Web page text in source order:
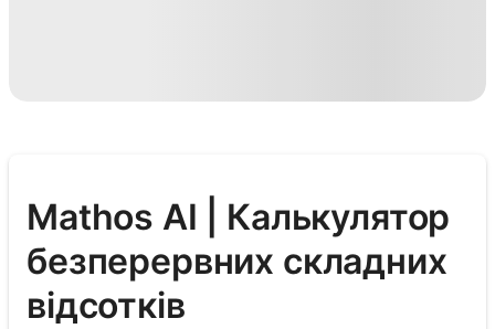
Mathos AI | Калькулятор
безперервних складних
відсотків